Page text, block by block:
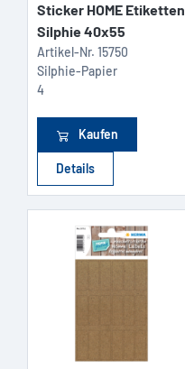
Sticker HOME Etiketten
Silphie 40x55
Artikel-Nr. 15750
Silphie-Papier
4
Kaufen
Details